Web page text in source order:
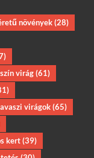
növények(28)
virág(61)
virágok(65)
kert(39)